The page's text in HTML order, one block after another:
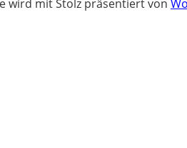
wird mit Stolz präsentiert von